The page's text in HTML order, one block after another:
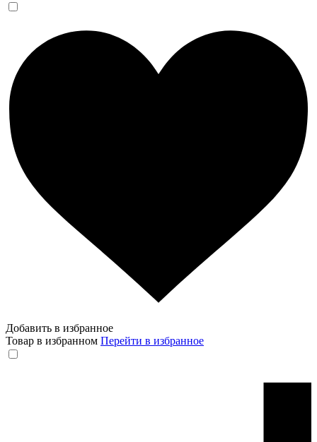
Добавить в избранное
Товар в избранном Перейти в избранное